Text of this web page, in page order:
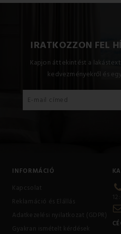
IRATKOZZON FEL
Kapjon áttekintést a
kedvezményekről és
INFORMÁCIÓ
Kapcsolat
Reklamáció és Elállás
Adatkezelési nyilatkozat (GDPR)
Gyakran ismételt kérdések